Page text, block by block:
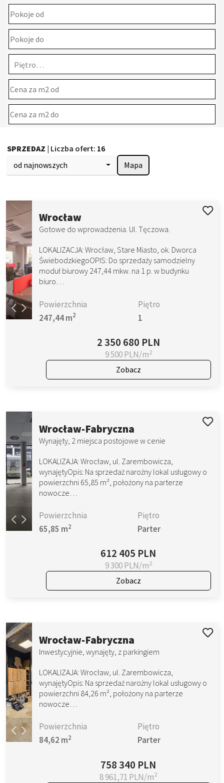
Piętro…
SPRZEDAZ | Liczba ofert: 16
od najnowszych
Mapa
Wrocław
Gotowe do wprowadzenia. Ul. Tęczowa.
LOKALIZACJA: Wrocław, Stare Miasto, ok. Dworca
ŚwiebodzkiegoOPIS: Do sprzedaży samodzielny
moduł biurowy 247,44 mkw. na 1 p. w budynku
biuro…
Powierzchnia
247,44 m2
Piętro
1
2 350 680 PLN
9 500 PLN/m2
Zobacz
Wrocław-Fabryczna
Wynajęty, 2 miejsca postojowe w cenie
LOKALIZAJA: Wrocław, ul. Zarembowicza,
wynajętyOpis: Na sprzedaż narożny lokal usługowy o
powierzchni 65,85 m², położony na parterze
nowocze…
Powierzchnia
65,85 m2
Piętro
Parter
612 405 PLN
9 300 PLN/m2
Zobacz
Wrocław-Fabryczna
Inwestycyjnie, wynajęty, z parkingiem
LOKALIZAJA: Wrocław, ul. Zarembowicza,
wynajętyOpis: Na sprzedaż narożny lokal usługowy o
powierzchni 84,26 m², położony na parterze
nowocze…
Powierzchnia
84,62 m2
Piętro
Parter
758 340 PLN
8 961,71 PLN/m2